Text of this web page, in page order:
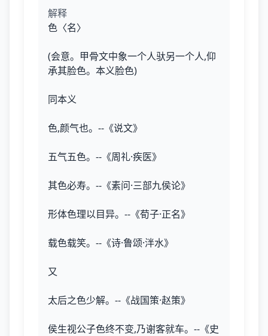
解释
色〈名〉
(会意。甲骨文中象一个人驮另一个人,仰
承其脸色。本义脸色)
同本义
色,颜气也。--《说文》
五气五色。--《周礼·疾医》
其色必寿。--《素问·三部九侯论》
形体色理以目异。--《荀子·正名》
载色载笑。--《诗·鲁颂·泮水》
又
太后之色少解。--《战国策·赵策》
侯生视公子色终不变,乃谢客就车。--《史